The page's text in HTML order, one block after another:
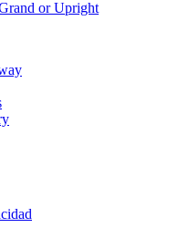
or Upright